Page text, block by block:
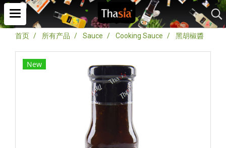
首页 所有产品 Sauce Cooking Sauce 黑胡椒醬
New